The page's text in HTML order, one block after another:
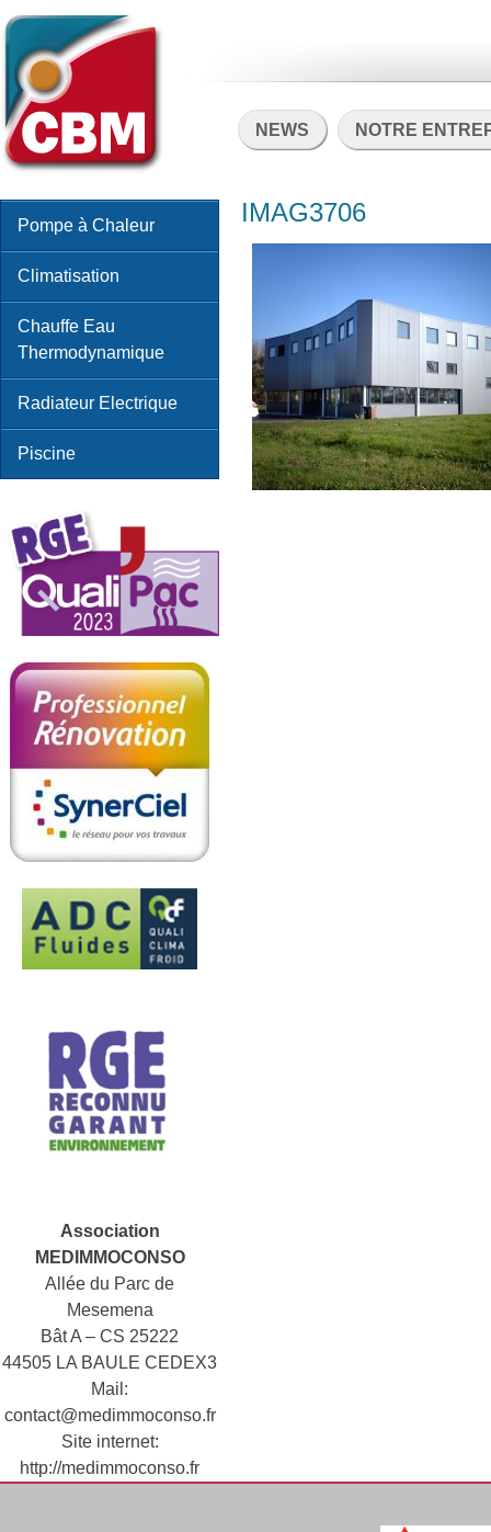
NEWS NOTRE
Pompe à Chaleur
Climatisation
Chauffe Eau
Thermodynamique
Radiateur Electrique
Piscine
Association
MEDIMMOCONSO
Allée du Parc de
Mesemena
Bât A – CS 25222
44505 LA BAULE CEDEX3
Mail:
contact@medimmoconso.fr
Site internet:
http://medimmoconso.fr
IMAG3706